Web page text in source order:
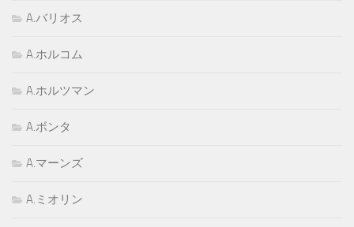
A.バリオス
A.ホルコム
A.ホルツマン
A.ボンタ
A.マーンズ
A.ミオリン